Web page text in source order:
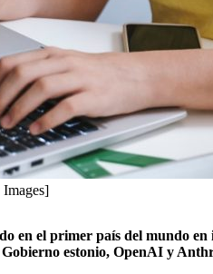
en el primer país del mundo
estonio, OpenAI y